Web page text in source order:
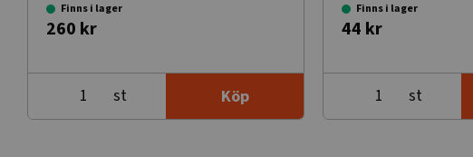
Finns i lager
260 kr
st Köp
Finns i lager
44 kr
st